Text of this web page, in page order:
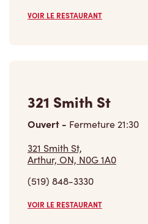
321 Smith St,
Arthur, ON, N0G 1A0
(519) 848-3330
VOIR LE RESTAURANT